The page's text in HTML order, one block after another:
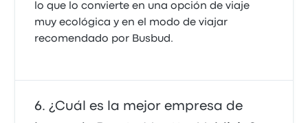
lo que lo convierte en una opción de viaje
muy ecológica y en el modo de viajar
recomendado por Busbud.
¿Cuál es la mejor empresa de